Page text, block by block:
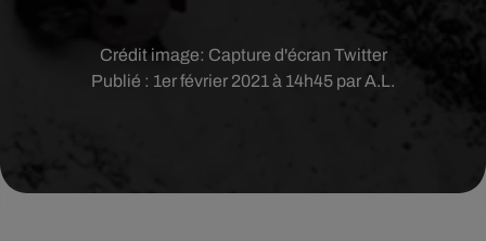
Publié : 1er février 2021 à 14h45 par A.L.
Crédit image: Capture d'écran Twitter